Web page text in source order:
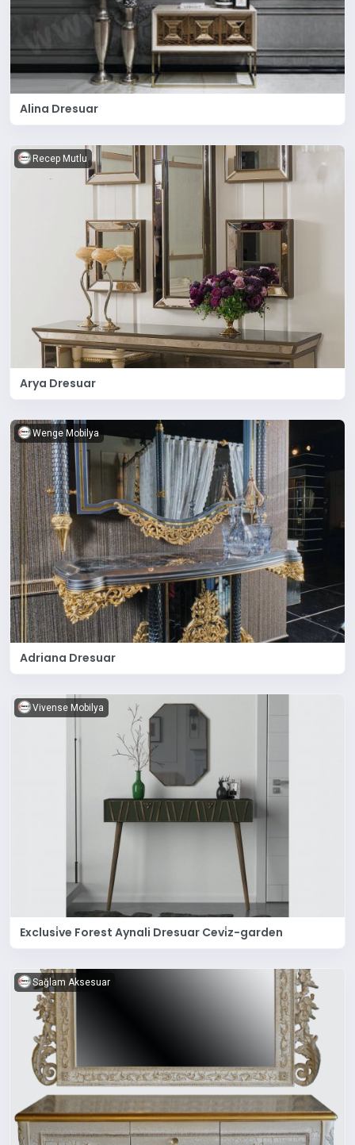
Alina Dresuar
Recep Mutlu
Arya Dresuar
Wenge Mobilya
Adriana Dresuar
Vivense Mobilya
Exclusi̇ve Forest Aynali Dresuar Cevi̇z-garden
Sağlam Aksesuar